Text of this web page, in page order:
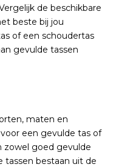
de beschikbare
beste bij jou
of een schoudertas
gevulde tassen
maten en
een gevulde tas of
zowel goed gevulde
tassen bestaan uit de